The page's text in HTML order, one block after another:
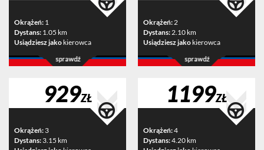
Okrążeń: 1
Dystans: 1.05 km
Usiądziesz jako kierowca
Okrążeń:2
Dystans:2.10 km
Usiądziesz jako kierowca
929ZŁ
Okrążeń: 3
Dystans: 3.15 km
1199ZŁ
Okrążeń:4
Dystans:4.20 km